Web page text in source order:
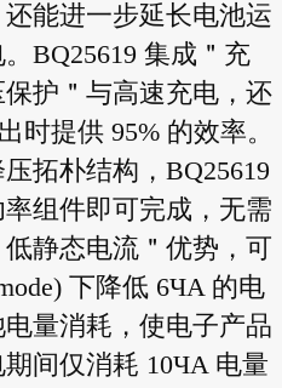
能进一步延长电池运
BQ25619 集成＂充
护＂与高速充电，还
时提供 95% 的效率。
拓朴结构，BQ25619
组件即可完成，无需
静态电流＂优势，可
下降低 6ЧA 的电
量消耗，使电子产品
间仅消耗 10ЧA 电量